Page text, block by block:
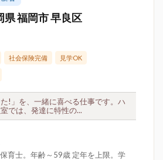
県 福岡市 早良区
社会保険完備 見学OK
!」を、一緒に喜べる仕事です。ハ
では、発達に特性の...
育士。年齢～59歳 定年を上限。学